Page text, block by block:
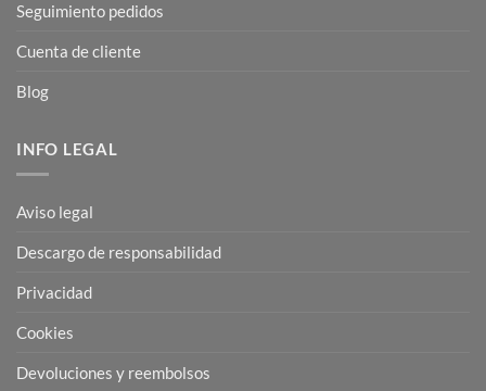
Seguimiento pedidos
Cuenta de cliente
Blog
INFO LEGAL
Aviso legal
Descargo de responsabilidad
Privacidad
Cookies
Devoluciones y reembolsos